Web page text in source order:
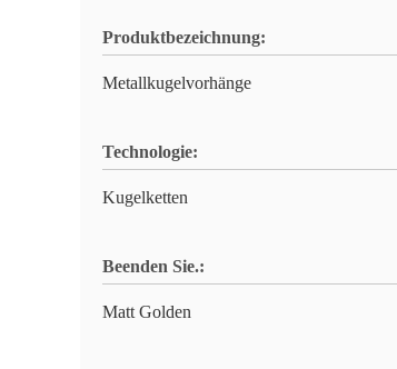
Produktbezeichnung:
Metallkugelvorhänge
Technologie:
Kugelketten
Beenden Sie.:
Matt Golden